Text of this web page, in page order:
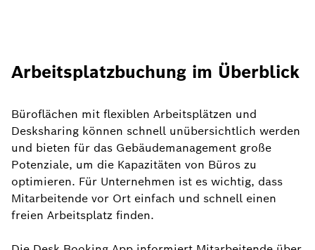
Arbeitsplatzbuchung im Überblick
Büroflächen mit flexiblen Arbeitsplätzen und
Desksharing können schnell unübersichtlich werden
und bieten für das Gebäudemanagement große
Potenziale, um die Kapazitäten von Büros zu
optimieren. Für Unternehmen ist es wichtig, dass
Mitarbeitende vor Ort einfach und schnell einen
freien Arbeitsplatz finden.